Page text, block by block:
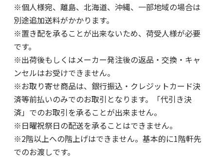
※個人様宛、離島、北海道、沖縄、一部地域の場合は
別途追加送料がかかります。
※置き配を承ることが出来ないため、荷受人様が必要
です。
※出荷後もしくはメーカー発注後の返品・交換・キャ
ンセルはお受けできません。
※お取り寄せ商品は、銀行振込・クレジットカード決
済等前払いのみでのお取引となります。「代引き決
済」でのお取引を承ることが出来ません。
※日曜祝祭日の配送を承ることはできません。
※2階以上への階上げはできません。基本的に1階軒先
でのお渡しです。